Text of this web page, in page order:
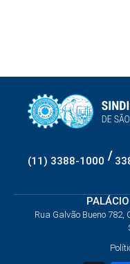
(11) 3388-1000 /
Rua Galvão Bueno 782,